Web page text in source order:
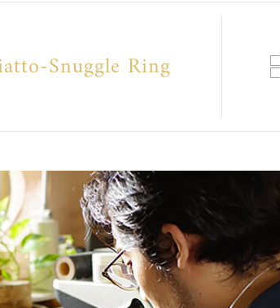
Snuggle Ring